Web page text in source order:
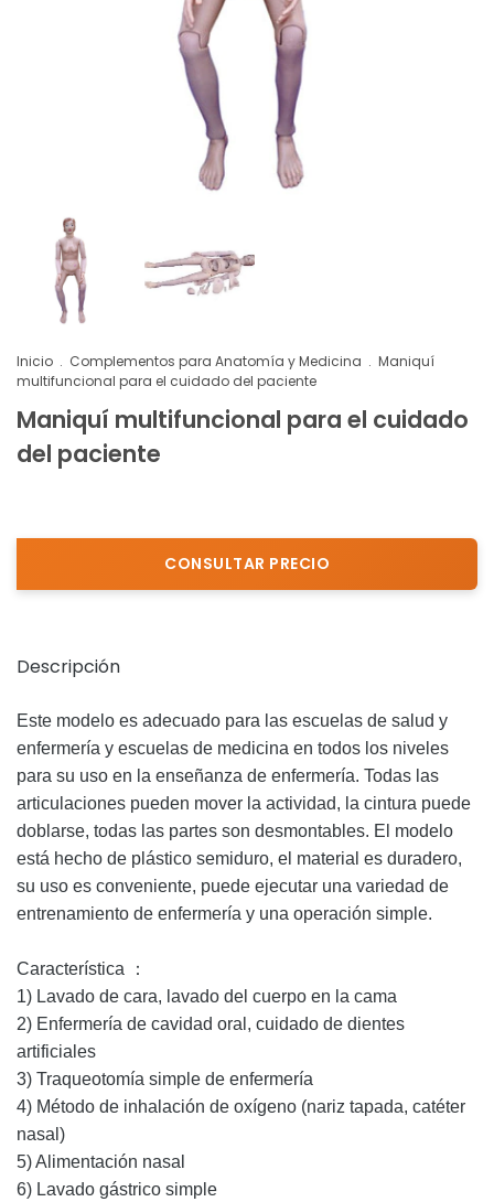
Inicio . Complementos para Anatomía y Medicina . Maniquí
multifuncional para el cuidado del paciente
Maniquí multifuncional para el cuidado
del paciente
Descripción
Este modelo es adecuado para las escuelas de salud y
enfermería y escuelas de medicina en todos los niveles
para su uso en la enseñanza de enfermería. Todas las
articulaciones pueden mover la actividad, la cintura puede
doblarse, todas las partes son desmontables. El modelo
está hecho de plástico semiduro, el material es duradero,
su uso es conveniente, puede ejecutar una variedad de
entrenamiento de enfermería y una operación simple.
Característica ：
1) Lavado de cara, lavado del cuerpo en la cama
2) Enfermería de cavidad oral, cuidado de dientes
artificiales
3) Traqueotomía simple de enfermería
4) Método de inhalación de oxígeno (nariz tapada, catéter
nasal)
5) Alimentación nasal
6) Lavado gástrico simple